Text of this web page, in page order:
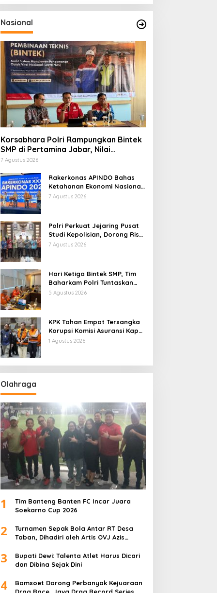
Nasional
Korsabhara Polri Rampungkan Bintek
SMP di Pertamina Jabar, Nilai
Pengamanan Capai 88,44 Persen
7 Agustus 2026
Rakerkonas APINDO Bahas
Ketahanan Ekonomi Nasional,
IMO Indonesia Soroti
7 Agustus 2026
Polri Perkuat Jejaring Pusat
Studi Kepolisian, Dorong Riset
Jadi Dasar Kebijakan dan
7 Agustus 2026
Hari Ketiga Bintek SMP, Tim
Baharkam Polri Tuntaskan
Pemeriksaan Pola
5 Agustus 2026
KPK Tahan Empat Tersangka
Korupsi Komisi Asuransi Kapal
PT Pelni
1 Agustus 2026
Olahraga
1
Tim Banteng Banten FC Incar Juara
Soekarno Cup 2026
2
Turnamen Sepak Bola Antar RT Desa
Taban, Dihadiri oleh Artis OVJ Azis
3
Bupati Dewi: Talenta Atlet Harus Dicari
dan Dibina Sejak Dini
4
Bamsoet Dorong Perbanyak Kejuaraan
Drag Race, Java Drag Record Series